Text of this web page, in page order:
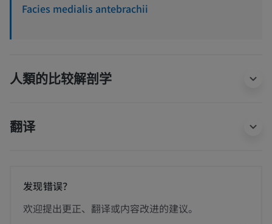
Facies medialis antebrachii
人類的比较解剖学
翻译
发现错误？
欢迎提出更正、翻译或内容改进的建议。